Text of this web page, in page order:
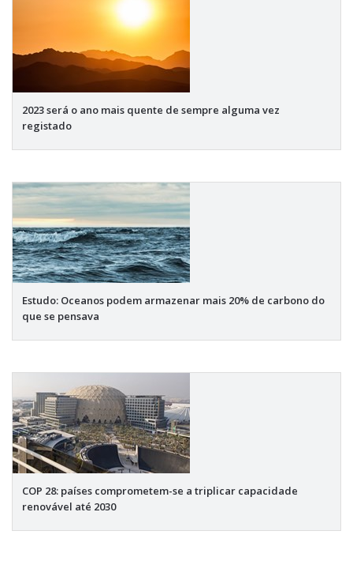
2023 será o ano mais quente de sempre alguma vez
registado
Estudo: Oceanos podem armazenar mais 20% de carbono do
que se pensava
COP 28: países comprometem-se a triplicar capacidade
renovável até 2030